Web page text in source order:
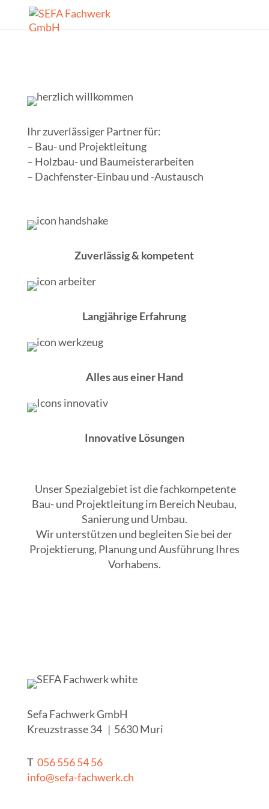
Ihr zuverlässiger Partner für:
– Bau- und Projektleitung
– Holzbau- und Baumeisterarbeiten
– Dachfenster-Einbau und -Austausch
Zuverlässig & kompetent
Langjährige Erfahrung
Alles aus einer Hand
Innovative Lösungen
Unser Spezialgebiet ist die fachkompetente
Bau- und Projektleitung im Bereich Neubau,
Sanierung und Umbau.
Wir unterstützen und begleiten Sie bei der
Projektierung, Planung und Ausführung Ihres
Vorhabens.
Sefa Fachwerk GmbH
Kreuzstrasse 34 | 5630 Muri
T 056 556 54 56
info@sefa-fachwerk.ch